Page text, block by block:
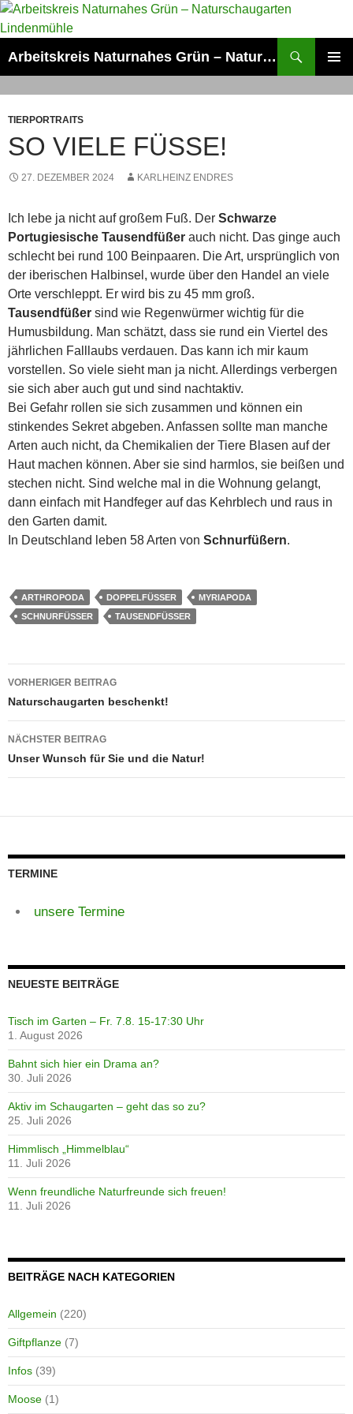
Zum
Inhalt
Arbeitskreis Naturnahes Grün – Naturschaugarten Lindenmühle
MENÜ
TIERPORTRAITS
SO VIELE FÜSSE!
27. DEZEMBER 2024 KARLHEINZ ENDRES
Ich lebe ja nicht auf großem Fuß. Der Schwarze
Portugiesische Tausendfüßer auch nicht. Das ginge auch
schlecht bei rund 100 Beinpaaren. Die Art, ursprünglich von
der iberischen Halbinsel, wurde über den Handel an viele
Orte verschleppt. Er wird bis zu 45 mm groß.
Tausendfüßer sind wie Regenwürmer wichtig für die
Humusbildung. Man schätzt, dass sie rund ein Viertel des
jährlichen Falllaubs verdauen. Das kann ich mir kaum
vorstellen. So viele sieht man ja nicht. Allerdings verbergen
sie sich aber auch gut und sind nachtaktiv.
Bei Gefahr rollen sie sich zusammen und können ein
stinkendes Sekret abgeben. Anfassen sollte man manche
Arten auch nicht, da Chemikalien der Tiere Blasen auf der
Haut machen können. Aber sie sind harmlos, sie beißen und
stechen nicht. Sind welche mal in die Wohnung gelangt,
dann einfach mit Handfeger auf das Kehrblech und raus in
den Garten damit.
In Deutschland leben 58 Arten von Schnurfüßern.
ARTHROPODA DOPPELFÜSSER
MYRIAPODA
SCHNURFÜSSER
TAUSENDFÜSSER
Beitragsnavigation
VORHERIGER BEITRAG
Naturschaugarten beschenkt!
NÄCHSTER BEITRAG
Unser Wunsch für Sie und die Natur!
TERMINE
unsere Termine
NEUESTE BEITRÄGE
Tisch im Garten – Fr. 7.8. 15-17:30 Uhr
1. August 2026
Bahnt sich hier ein Drama an?
30. Juli 2026
Aktiv im Schaugarten – geht das so zu?
25. Juli 2026
Himmlisch „Himmelblau“
11. Juli 2026
Wenn freundliche Naturfreunde sich freuen!
11. Juli 2026
BEITRÄGE NACH KATEGORIEN
Allgemein (220)
Giftpflanze (7)
Infos (39)
Moose (1)